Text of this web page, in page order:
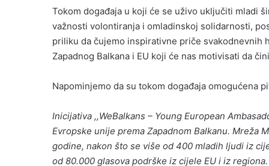
Tokom događaja u koji će se uživo uključiti mladi
važnosti volontiranja i omladinskoj solidarnosti,
priliku da čujemo inspirativne priče svakodnevnih
Zapadnog Balkana i EU koji će nas motivisati da
Napominjemo da su tokom događaja omogućena
Inicijativa ,,WeBalkans – Young European
Evropske unije prema Zapadnom Balkanu. Mreža
godine, nakon što se više od 400 mladih ljudi iz
od 80.000 glasova podrške iz cijele EU i iz